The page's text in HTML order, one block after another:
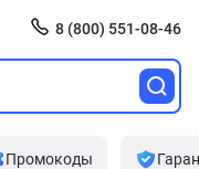
8 (800) 551-08-46
Промокоды